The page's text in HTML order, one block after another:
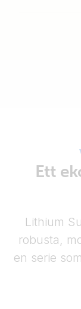
Ett
Lithium
robusta,
en serie